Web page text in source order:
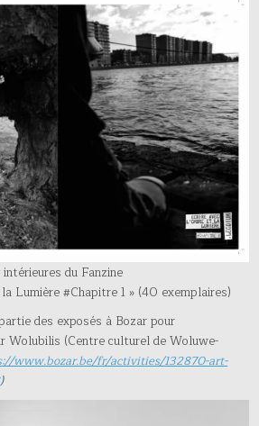
du Fanzine
Lumière #Chapitre 1 » (40 exemplaires)
des exposés à Bozar pour
Wolubilis (Centre culturel de Woluwe-
www.bozar.be/fr/activities/132870-art-
)